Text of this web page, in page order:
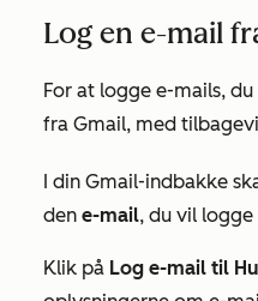
Log en e-mail
For at logge e-mails,
fra Gmail, med
I din Gmail-indbakke
den e-mail, du vil logge
Klik på Log e-mail til